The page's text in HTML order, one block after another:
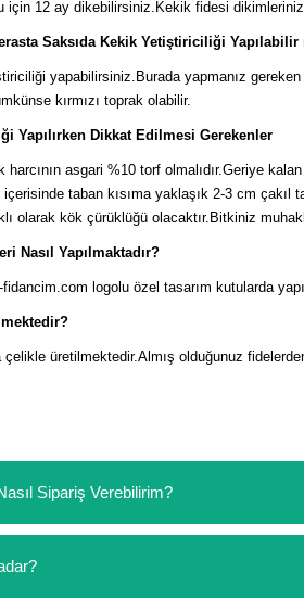
için 12 ay dikebilirsiniz.Kekik fidesi
Saksıda Kekik Yetiştiriciliği Yapılabilir
yapabilirsiniz.Burada yapmanız
kırmızı toprak olabilir.
Yapılırken Dikkat Edilmesi Gerekenler
harcının asgari %10 torf olmalıdır.Geriye
içerisinde taban kısıma yaklaşık 2-3 cm
olarak kök çürüklüğü olacaktır.Bitkiniz
Nasıl Yapılmaktadır?
logolu özel tasarım kutularda
üretilmektedir.Almış olduğunuz
Sipariş Verebilirim?
vereceğiniz siparişlerin